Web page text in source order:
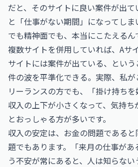
だと、そのサイトに良い案件が出
と「仕事がない期間」になってし
でも精神面でも、本当にこたえるん
複数サイトを併用していれば、Aサ
サイトには案件が出ている、とい
件の波を平準化できる。実際、私
リーランスの方でも、「掛け持ち
収入の上下が小さくなって、気持ち
とおっしゃる方が多いです。
収入の安定は、お金の問題である
題でもあります。「来月の仕事が
う不安が常にあると、人は知らな